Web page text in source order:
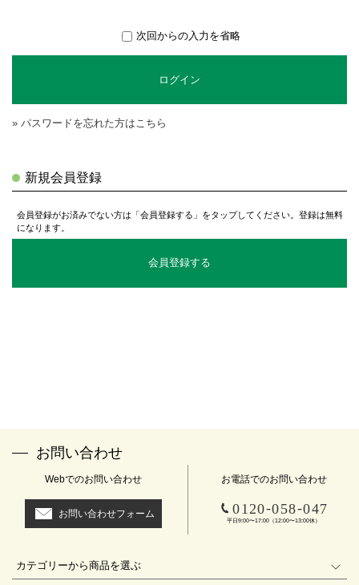
次回からの入力を省略
ログイン
» パスワードを忘れた方はこちら
新規会員登録
会員登録がお済みでない方は「会員登録する」をタップしてください。登録は無料
になります。
会員登録する
お問い合わせ
Webでのお問い合わせ
お問い合わせフォーム
お電話でのお問い合わせ
0120-058-047
平日9:00〜17:00（12:00〜13:00休）
カテゴリーから商品を選ぶ